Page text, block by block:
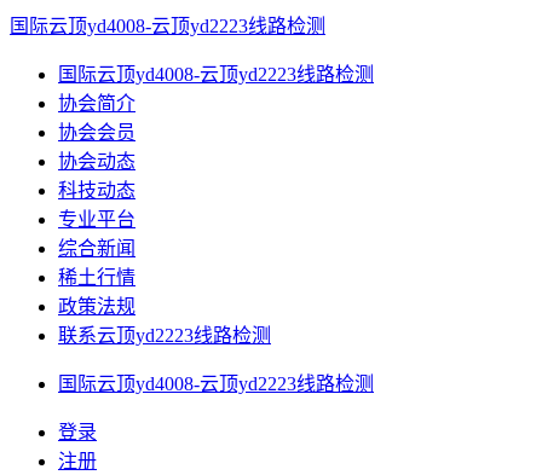
国际云顶yd4008-云顶yd2223线路检测
国际云顶yd4008-云顶yd2223线路检测
协会简介
协会会员
协会动态
科技动态
专业平台
综合新闻
稀土行情
政策法规
联系云顶yd2223线路检测
国际云顶yd4008-云顶yd2223线路检测
登录
注册